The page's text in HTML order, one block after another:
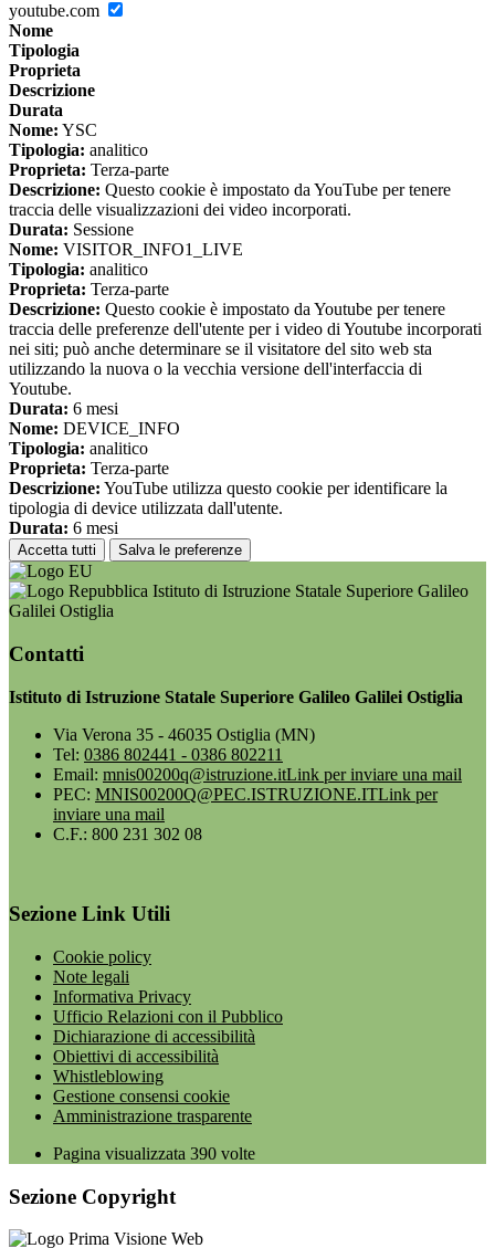
youtube.com
Nome
Tipologia
Proprieta
Descrizione
Durata
Nome: YSC
Tipologia: analitico
Proprieta: Terza-parte
Descrizione: Questo cookie è impostato da YouTube per tenere
traccia delle visualizzazioni dei video incorporati.
Durata: Sessione
Nome: VISITOR_INFO1_LIVE
Tipologia: analitico
Proprieta: Terza-parte
Descrizione: Questo cookie è impostato da Youtube per tenere
traccia delle preferenze dell'utente per i video di Youtube incorporati
nei siti; può anche determinare se il visitatore del sito web sta
utilizzando la nuova o la vecchia versione dell'interfaccia di
Youtube.
Durata: 6 mesi
Nome: DEVICE_INFO
Tipologia: analitico
Proprieta: Terza-parte
Descrizione: YouTube utilizza questo cookie per identificare la
tipologia di device utilizzata dall'utente.
Durata: 6 mesi
Accetta tutti Salva le preferenze
Istituto di Istruzione Statale Superiore Galileo
Galilei Ostiglia
Contatti
Istituto di Istruzione Statale Superiore Galileo Galilei Ostiglia
Via Verona 35 - 46035 Ostiglia (MN)
Tel: 0386 802441 - 0386 802211
Email: mnis00200q@istruzione.itLink per inviare una mail
PEC: MNIS00200Q@PEC.ISTRUZIONE.ITLink per
inviare una mail
C.F.: 800 231 302 08
Sezione Link Utili
Cookie policy
Note legali
Informativa Privacy
Ufficio Relazioni con il Pubblico
Dichiarazione di accessibilità
Obiettivi di accessibilità
Whistleblowing
Gestione consensi cookie
Amministrazione trasparente
Pagina visualizzata 390 volte
Sezione Copyright